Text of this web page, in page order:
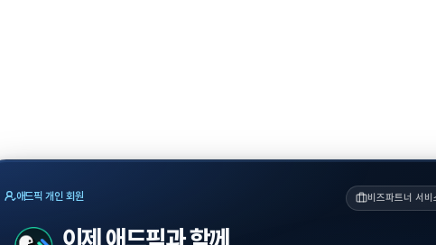
애드픽 개인 회원 비즈파트너 서비
이제 애드픽과 함께